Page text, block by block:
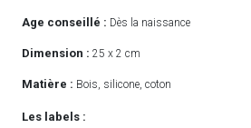
Age conseillé : Dès la naissance
Dimension : 25 x 2 cm
Matière : Bois, silicone, coton
Les labels :